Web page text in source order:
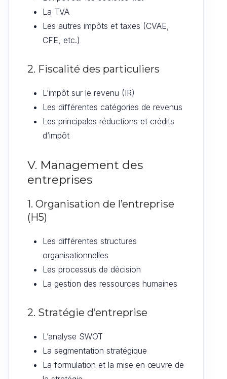
La TVA
Les autres impôts et taxes (CVAE,
CFE, etc.)
2. Fiscalité des particuliers
L’impôt sur le revenu (IR)
Les différentes catégories de revenus
Les principales réductions et crédits
d’impôt
V. Management des
entreprises
1. Organisation de l’entreprise
(H5)
Les différentes structures
organisationnelles
Les processus de décision
La gestion des ressources humaines
2. Stratégie d’entreprise
L’analyse SWOT
La segmentation stratégique
La formulation et la mise en œuvre de